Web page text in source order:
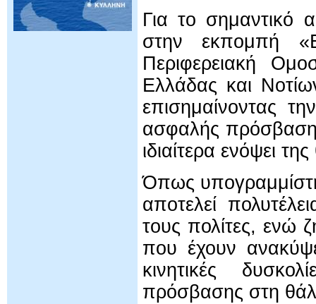
Για το σημαντικό
στην εκπομπή
Περιφερειακή
Ελλάδας και
επισημαίνοντας
ασφαλής πρόσβαση
ιδιαίτερα ενόψει
Όπως
αποτελεί
τους πολίτες, ενώ
που έχουν
κινητικές
πρόσβασης στη